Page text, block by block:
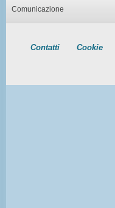
Comunicazione
Contatti Cookie